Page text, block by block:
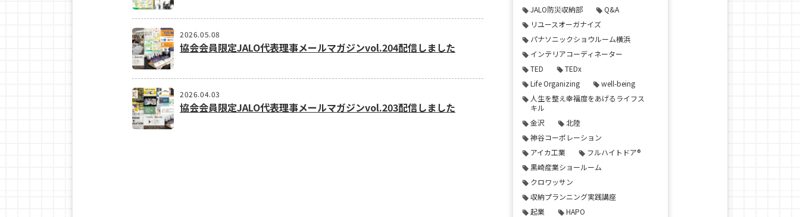
2026.05.08
協会会員限定JALO代表理事メールマガジンvol.204配信しました
2026.04.03
協会会員限定JALO代表理事メールマガジンvol.203配信しました
JALO防災収納部
Q&A
リユースオーガナイズ
パナソニックショウルーム横浜
インテリアコーディネーター
TED
TEDx
Life Organizing
well-being
人生を整え幸福度をあげるライフス
キル
金沢
北陸
神谷コーポレーション
アイカ工業
フルハイトドア®
黒崎産業ショールーム
クロワッサン
収納プランニング実践講座
起業
HAPO